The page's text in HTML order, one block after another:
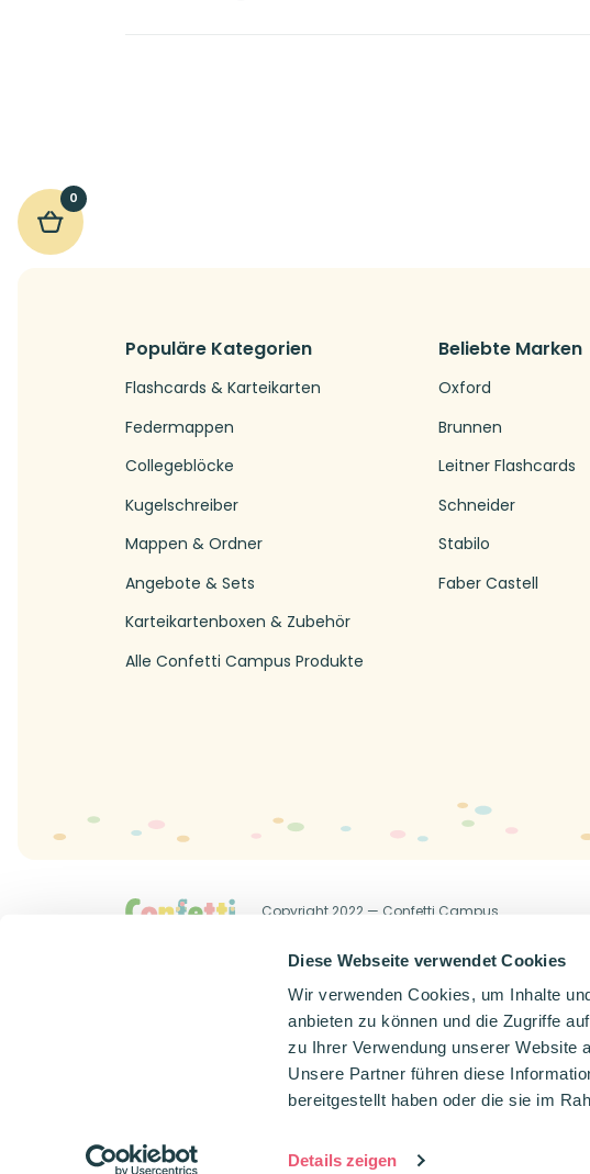
Diese Webseite verwendet Cookies
Wir verwenden Cookies, um Inhalte
anbieten zu können und die Zugriffe
zu Ihrer Verwendung unserer Website
Unsere Partner führen diese
bereitgestellt haben oder die sie im
Details zeigen
0
Populäre Kategorien
Flashcards & Karteikarten
Federmappen
Collegeblöcke
Kugelschreiber
Mappen & Ordner
Angebote & Sets
Karteikartenboxen & Zubehör
Alle Confetti Campus Produkte
Beliebte Marken
Oxford
Brunnen
Leitner Flashcards
Schneider
Stabilo
Faber Castell
Copyright 2022 — Confetti Campus